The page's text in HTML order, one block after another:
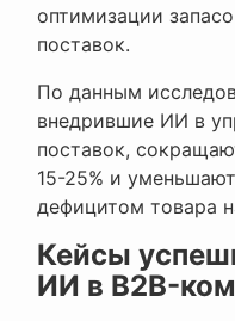
оптимизации
поставок.
По данным
внедрившие ИИ в
поставок,
15-25% и
дефицитом товара
Кейсы
ИИ в B2B-